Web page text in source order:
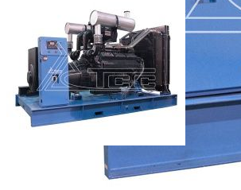
Макс. мощн. тока (кВт):748
3